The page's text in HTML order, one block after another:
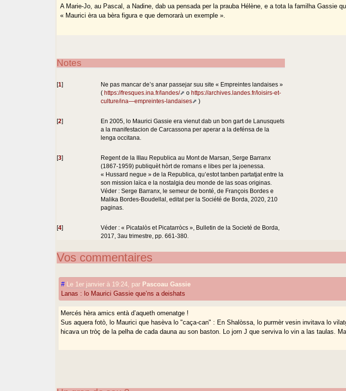
A Marie-Jo, au Pascal, a Nadine, dab ua pensada per la prauba Hélène, e a tota la familha Gassie
« Maurici èra ua bèra figura e que demorarà un exemple ».
Notes
[1]
Ne pas mancar de’s anar passejar suu site « Empreintes landaises »
(https://fresques.ina.fr/landes/ ohttps://archives.landes.fr/loisirs-et-
culture/ina—empreintes-landaises
)
[2]
En 2005, lo Maurici Gassie era vienut dab un bon gart de Lanusquets
a la manifestacion de Carcassona per aperar a la defénsa de la
lenga occitana.
[3]
Regent de la IIIau Republica au Mont de Marsan, Serge Barranx
(1867-1959) publiquèt hòrt de romans e libes per la joenessa.
« Hussard negue » de la Republica, qu’estot tanben partatjat entre la
son mission laïca e la nostalgia deu monde de las soas originas.
Véder : Serge Barranx, le semeur de bonté, de François Bordes e
Malika Bordes-Boudellal, editat per la Société de Borda, 2020, 210
paginas.
[4]
Véder : « Picatalòs et Picatarròcs », Bulletin de la Societé de Borda,
2017, 3au trimestre, pp. 661-380.
Vos commentaires
# Le 1er janvier à 19:24 par Pascoau Gassie
Lanas : lo Maurici Gassie que’ns a deishats
Mercés hèra amics entà d’aqueth omenatge !
Sus aquera fotò, lo Maurici que hasèva lo "caça-can" : En Shalòssa, lo purmèr vesin invitava lo
hicava un tròç de la pelha de cada dauna au son baston. Lo jorn J que serviva lo vin a las taulas.